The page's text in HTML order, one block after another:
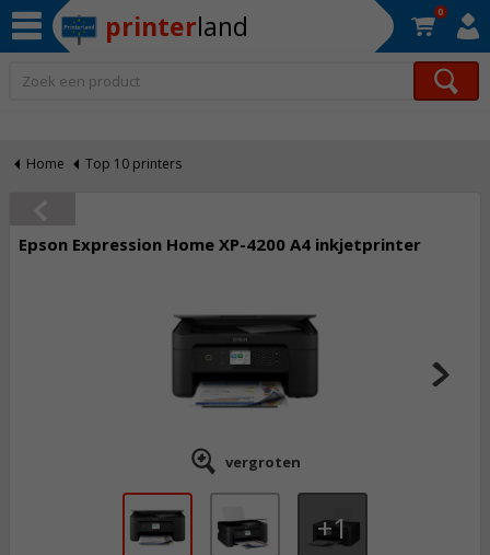
printerland 0
Home Top 10 printers
Epson Expression Home XP-4200 A4 inkjetprinter
vergroten
1